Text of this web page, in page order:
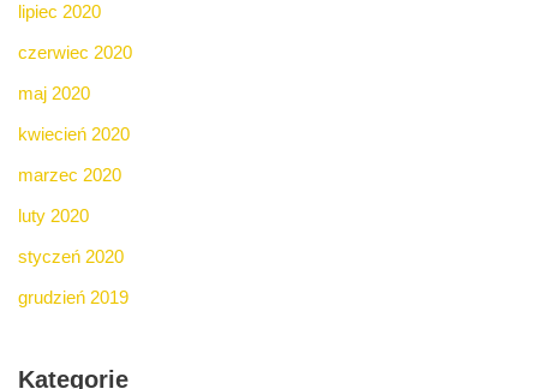
lipiec 2020
czerwiec 2020
maj 2020
kwiecień 2020
marzec 2020
luty 2020
styczeń 2020
grudzień 2019
Kategorie